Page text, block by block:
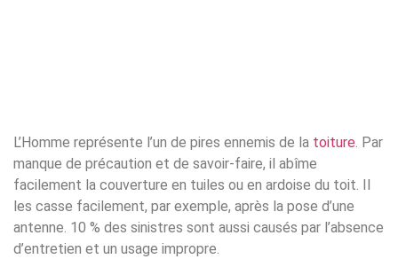
L’Homme représente l’un de pires ennemis de la toiture. Par
manque de précaution et de savoir-faire, il abîme
facilement la couverture en tuiles ou en ardoise du toit. Il
les casse facilement, par exemple, après la pose d’une
antenne. 10 % des sinistres sont aussi causés par l’absence
d’entretien et un usage impropre.